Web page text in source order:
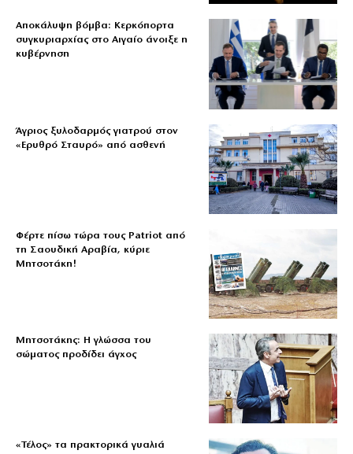
Αποκάλυψη βόμβα: Κερκόπορτα
συγκυριαρχίας στο Αιγαίο άνοιξε η
κυβέρνηση
Άγριος ξυλοδαρμός γιατρού στον
«Ερυθρό Σταυρό» από ασθενή
Φέρτε πίσω τώρα τους Patriot από
τη Σαουδική Αραβία, κύριε
Μητσοτάκη!
Μητσοτάκης: Η γλώσσα του
σώματος προδίδει άγχος
«Τέλος» τα πρακτορικά γυαλιά